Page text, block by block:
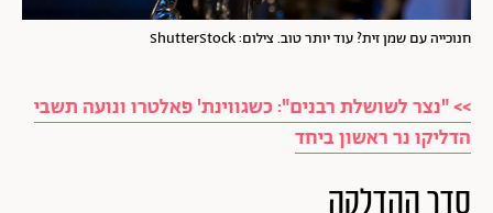
חנוכייה עם שמן זית? עוד יותר טוב. צילום: ShutterStock
>> "נצר לשושלת רבנים": כשגווינת' פאלטרו ונועה תשבי
הדליקו נר ראשון ביחד
סדר ההדלקה